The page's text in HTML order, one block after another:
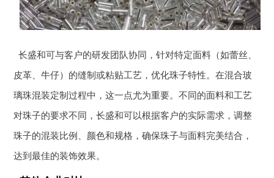
长盛和可与客户的研发团队协同，针对特定面料（如蕾丝、
皮革、牛仔）的缝制或粘贴工艺，优化珠子特性。在混合玻
璃珠混装定制过程中，这一点尤为重要。不同的面料和工艺
对珠子的要求不同，长盛和可以根据客户的实际需求，调整
珠子的混装比例、颜色和规格，确保珠子与面料完美结合，
达到最佳的装饰效果。